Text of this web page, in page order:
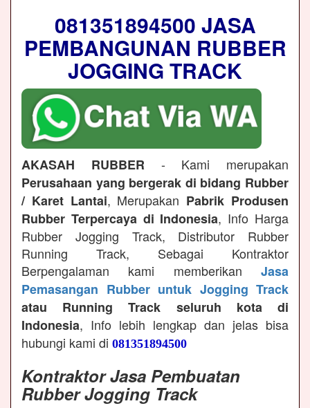
081351894500 JASA
PEMBANGUNAN RUBBER
JOGGING TRACK
AKASAH RUBBER - Kami merupakan
Perusahaan yang bergerak di bidang Rubber
/ Karet Lantai, Merupakan Pabrik Produsen
Rubber Terpercaya di Indonesia, Info Harga
Rubber Jogging Track, Distributor Rubber
Running Track, Sebagai Kontraktor
Berpengalaman kami memberikan Jasa
Pemasangan Rubber untuk Jogging Track
atau Running Track seluruh kota di
Indonesia, Info lebih lengkap dan jelas bisa
hubungi kami di 081351894500
Kontraktor Jasa Pembuatan
Rubber Jogging Track